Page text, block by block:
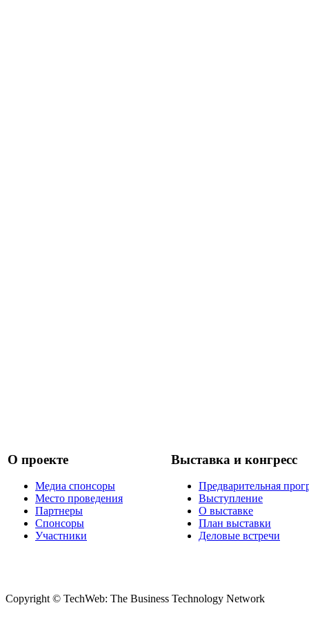
О проекте
Медиа спонсоры
Место проведения
Партнеры
Спонсоры
Участники
Выставка и конгресс
Предварительная
Выступление
О выставке
План выставки
Деловые встречи
Copyright © TechWeb: The Business Technology Network